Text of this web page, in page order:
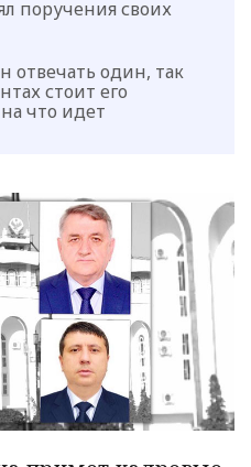
поручения своих
отвечать один, так
стоит его
что идет